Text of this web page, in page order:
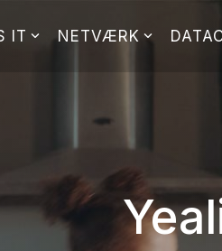
IT NETVÆRK